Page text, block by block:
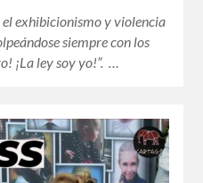
exhibicionismo y violencia
siempre con los
¡La ley soy yo!”. …